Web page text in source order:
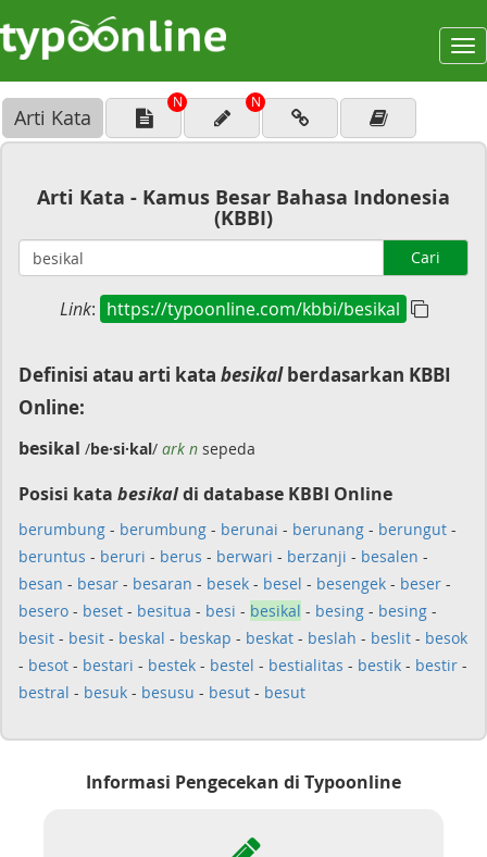
Arti Kata
N N
Arti Kata - Kamus Besar Bahasa Indonesia
(KBBI)
Cari
Link: https://typoonline.com/kbbi/besikal
Definisi atau arti kata besikalberdasarkan KBBI
Online:
besikal /be·si·kal/ ark n sepeda
Posisi kata besikaldi database KBBI Online
berumbung - berumbung - berunai - berunang - berungut -
beruntus - beruri - berus - berwari - berzanji - besalen -
besan - besar - besaran - besek - besel - besengek - beser -
besero - beset - besitua - besi - besikal - besing - besing -
besit - besit - beskal - beskap - beskat - beslah - beslit - besok
- besot - bestari - bestek - bestel - bestialitas - bestik - bestir -
bestral - besuk - besusu - besut - besut
Informasi Pengecekan di Typoonline